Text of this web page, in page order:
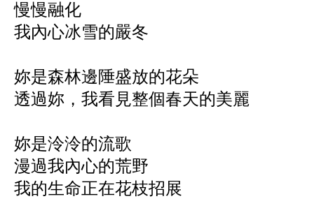
慢慢融化
我內心冰雪的嚴冬
妳是森林邊陲盛放的花朵
透過妳，我看見整個春天的美麗
妳是泠泠的流歌
漫過我內心的荒野
我的生命正在花枝招展